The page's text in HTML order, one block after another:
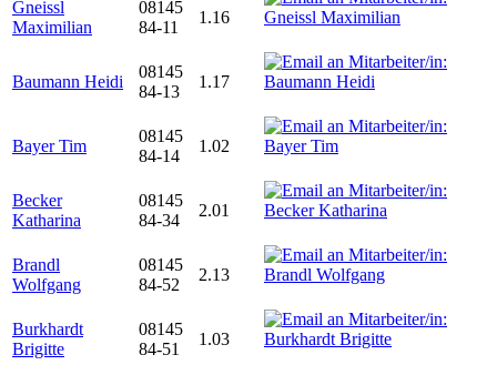
Gneissl
Maximilian
08145
84-11
1.16
Baumann Heidi
08145
84-13
1.17
Bayer Tim
08145
84-14
1.02
Becker
Katharina
08145
84-34
2.01
Brandl
Wolfgang
08145
84-52
2.13
Burkhardt
Brigitte
08145
84-51
1.03